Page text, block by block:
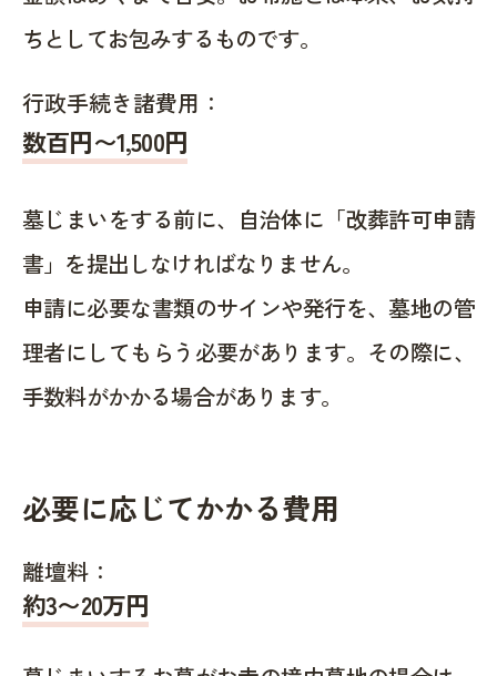
ちとしてお包みするものです。
行政手続き諸費用：
数百円〜1,500円
墓じまいをする前に、自治体に「改葬許可申請
書」を提出しなければなりません。
申請に必要な書類のサインや発行を、墓地の管
理者にしてもらう必要があります。その際に、
手数料がかかる場合があります。
必要に応じてかかる費用
離壇料：
約3〜20万円